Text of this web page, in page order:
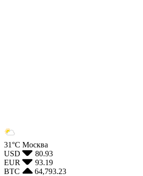
31°С Москва
USD
80.93
EUR
93.19
BTC
64,793.23